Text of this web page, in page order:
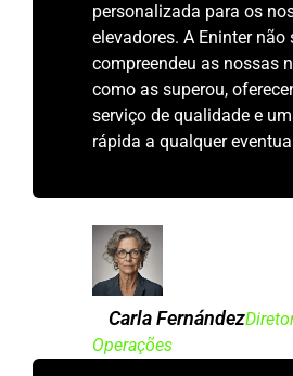
personalizada para os
elevadores. A Eninter não
compreendeu as nossas
como as superou,
serviço de qualidade e
rápida a qualquer
Carla Fernández
Operações